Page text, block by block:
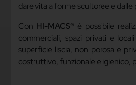
dare vita a forme scultoree e dalle
Con HI-MACS® è possibile
commerciali, spazi privati e
superficie liscia, non porosa e
costruttivo, funzionale e igienico,